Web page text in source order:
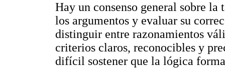
Hay un consenso general sobre
los argumentos y evaluar su
distinguir entre razonamientos
criterios claros, reconocibles y
difícil sostener que la lógica